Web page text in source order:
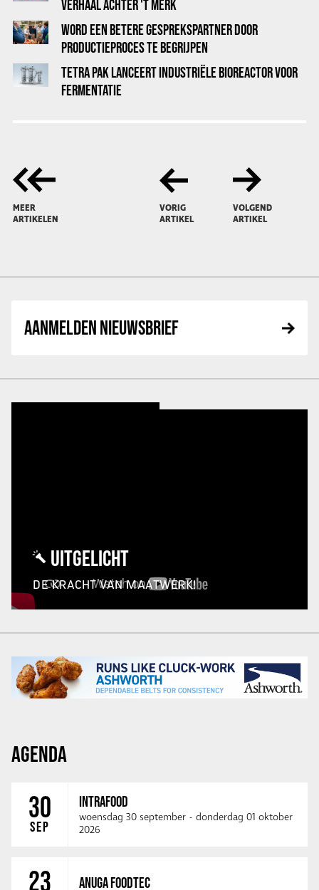
VERHAAL ACHTER 'T MERK
WORD EEN BETERE GESPREKSPARTNER DOOR
PRODUCTIEPROCES TE BEGRIJPEN
TETRA PAK LANCEERT INDUSTRIËLE BIOREACTOR VOOR
FERMENTATIE
MEER
ARTIKELEN
VORIG
ARTIKEL
VOLGEND
ARTIKEL
AANMELDEN NIEUWSBRIEF
UITGELICHT
DE KRACHT VAN MAATWERK!
AGENDA
30
SEP
INTRAFOOD
woensdag 30 september - donderdag 01 oktober
2026
23 ANUGA FOODTEC